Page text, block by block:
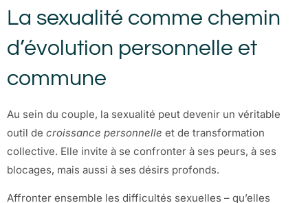
La sexualité comme chemin
d’évolution personnelle et
commune
Au sein du couple, la sexualité peut devenir un véritable
outil de croissance personnelle et de transformation
collective. Elle invite à se confronter à ses peurs, à ses
blocages, mais aussi à ses désirs profonds.
Affronter ensemble les difficultés sexuelles – qu’elles